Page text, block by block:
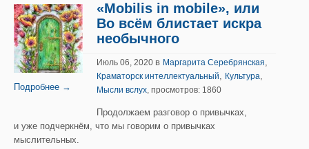
Подробнее →
«Mobilis in mobile», или
Во всём блистает искра
необычного
Июль 06, 2020 в Маргарита Серебрянская,
Краматорск интеллектуальный, Культура,
Мысли вслух, просмотров: 1860
Продолжаем разговор о привычках,
и уже подчеркнём, что мы говорим о привычках
мыслительных.